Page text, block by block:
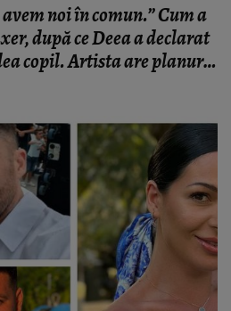
noi în comun.” Cum a
după ce Deea a declarat
copil. Artista are planuri